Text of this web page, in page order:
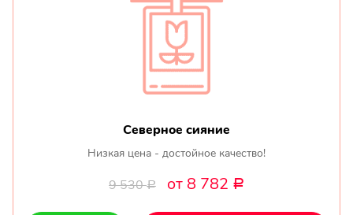
Северное сияние
Низкая цена - достойное качество!
9 530Р от 8 782 Р